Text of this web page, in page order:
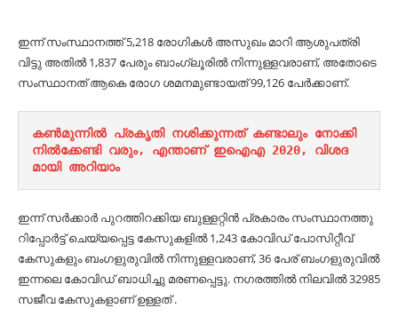
ഇന്ന് സംസ്ഥാനത്ത് 5,218 രോഗികൾ അസുഖം മാറി ആശുപത്രി
വിട്ടു അതിൽ 1,837 പേരും ബാംഗ്ലൂരിൽ നിന്നുള്ളവരാണ്, അതോടെ
സംസ്ഥാനത് ആകെ രോഗ ശമനമുണ്ടായത് 99,126 പേർക്കാണ്.
കണ്‍മുന്നില്‍ പ്രകൃതി നശിക്കുന്നത് കണ്ടാലും നോക്കി
നില്‍ക്കേണ്ടി വരും, എന്താണ് ഇഐഎ 2020, വിശദ
മായി അറിയാം
ഇന്ന് സർക്കാർ പുറത്തിറക്കിയ ബുള്ളറ്റിൻ പ്രകാരം സംസ്ഥാനത്തു
റിപ്പോർട്ട് ചെയ്യപ്പെട്ട കേസുകളിൽ 1,243 കോവിഡ് പോസിറ്റീവ്
കേസുകളും ബംഗളുരുവിൽ നിന്നുള്ളവരാണ്, 36 പേര് ബംഗളുരുവിൽ
ഇന്നലെ കോവിഡ് ബാധിച്ചു മരണപ്പെട്ടു. നഗരത്തിൽ നിലവിൽ 32985
സജീവ കേസുകളാണ് ഉള്ളത് .